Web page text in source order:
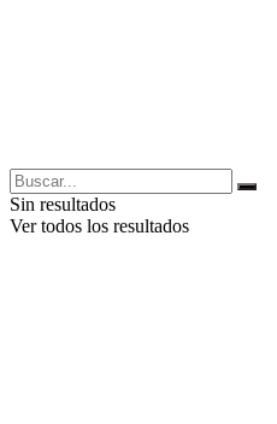
Sin resultados
Ver todos los resultados